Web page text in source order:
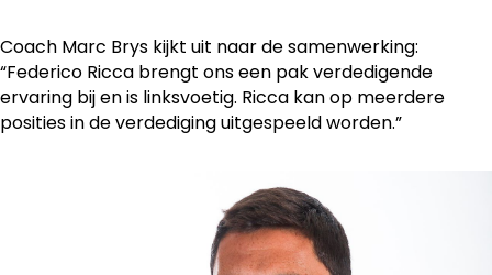
Coach Marc Brys kijkt uit naar de samenwerking:
“Federico Ricca brengt ons een pak verdedigende
ervaring bij en is linksvoetig. Ricca kan op meerdere
posities in de verdediging uitgespeeld worden.”